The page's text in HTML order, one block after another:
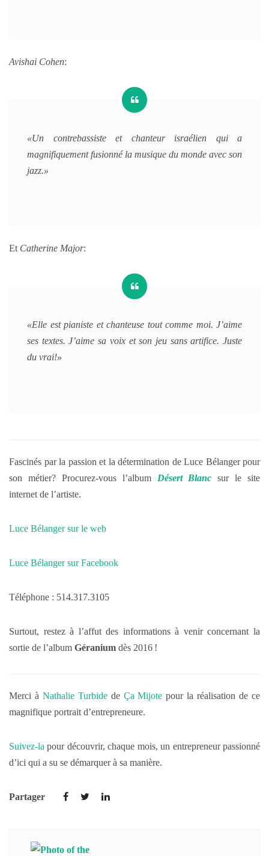
Avishai Cohen:
«Un contrebassiste et chanteur israélien qui a
magnifiquement fusionné la musique du monde avec son
jazz.»
Et Catherine Major:
«Elle est pianiste et chanteuse tout comme moi. J’aime
ses textes. J’aime sa voix et son jeu sans artifice. Juste
du vrai!»
Fascinés par la passion et la détermination de Luce Bélanger pour
son métier? Procurez-vous l’album Désert Blanc sur le site
internet de l’artiste.
Luce Bélanger sur le web
Luce Bélanger sur Facebook
Téléphone : 514.317.3105
Surtout, restez à l’affut des informations à venir concernant la
sortie de l’album Géranium dès 2016 !
Merci à Nathalie Turbidede Ça Mijote pour la réalisation de ce
magnifique portrait d’entrepreneure.
Suivez-la pour découvrir, chaque mois, un entrepreneur passionné
d’ici qui a su se démarquer à sa manière.
Partager